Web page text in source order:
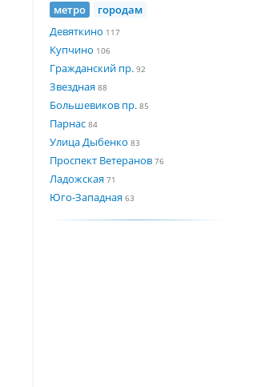
метро
городам
Девяткино 117
Купчино 106
Гражданский пр. 92
Звездная 88
Большевиков пр. 85
Парнас 84
Улица Дыбенко 83
Проспект Ветеранов 76
Ладожская 71
Юго-Западная 63